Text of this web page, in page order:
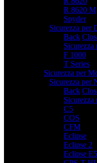
R 8620 M
Spyder
Sicurezza per
Back
Sicurezza
F 1000
T Series
Sicurezza per
Sicurezza per
Back
Sicurezza
C5
COS
CFM
Eclipse
Eclipse 2
Eclipse